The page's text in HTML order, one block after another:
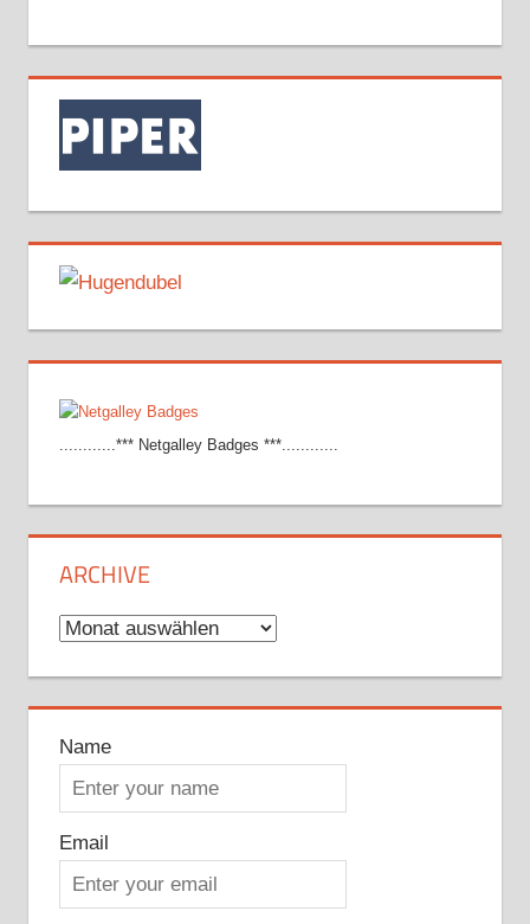
............*** Netgalley Badges ***............
ARCHIVE
Archive
Name
Email